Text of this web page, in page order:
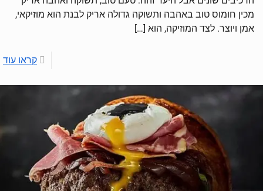
מכין חומוס טוב באהבה ותשוקה גדולה אריק לבנת הוא מוזיקאי,
אמן ויוצר. לצד המוזיקה, הוא […]
קראו עוד